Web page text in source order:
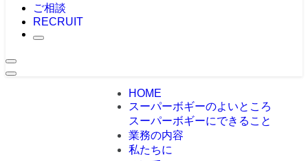
ご相談
RECRUIT
HOME
スーパーボギーのよいところ
スーパーボギーにできること
業務の内容
私たちに